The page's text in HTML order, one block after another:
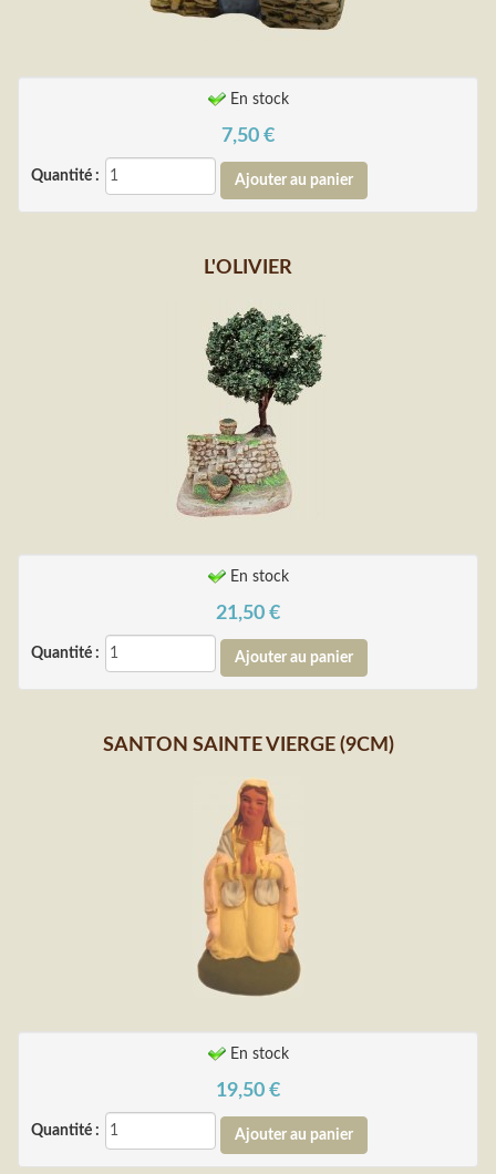
En stock
7,50 €
Quantité :
L'OLIVIER
En stock
21,50 €
Quantité :
SANTON SAINTE VIERGE (9CM)
En stock
19,50 €
Quantité :